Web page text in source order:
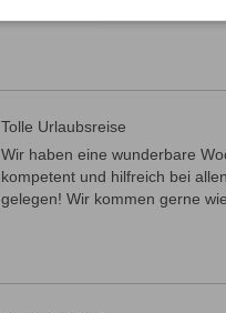
Tolle Urlaubsreise
Wir haben eine wunderbare
kompetent und hilfreich bei
gelegen! Wir kommen gerne